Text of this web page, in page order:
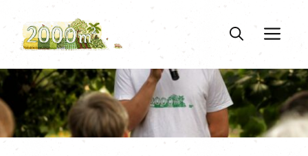
contenido